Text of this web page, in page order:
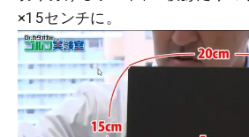
×15センチに。